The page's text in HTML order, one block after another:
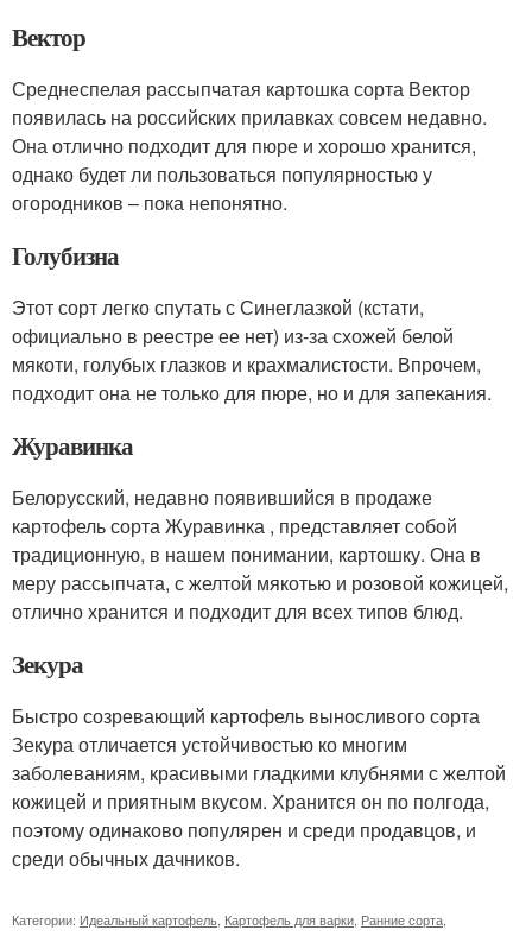
Вектор
Среднеспелая рассыпчатая картошка сорта Вектор
появилась на российских прилавках совсем недавно.
Она отлично подходит для пюре и хорошо хранится,
однако будет ли пользоваться популярностью у
огородников – пока непонятно.
Голубизна
Этот сорт легко спутать с Синеглазкой (кстати,
официально в реестре ее нет) из-за схожей белой
мякоти, голубых глазков и крахмалистости. Впрочем,
подходит она не только для пюре, но и для запекания.
Журавинка
Белорусский, недавно появившийся в продаже
картофель сорта Журавинка , представляет собой
традиционную, в нашем понимании, картошку. Она в
меру рассыпчата, с желтой мякотью и розовой кожицей,
отлично хранится и подходит для всех типов блюд.
Зекура
Быстро созревающий картофель выносливого сорта
Зекура отличается устойчивостью ко многим
заболеваниям, красивыми гладкими клубнями с желтой
кожицей и приятным вкусом. Хранится он по полгода,
поэтому одинаково популярен и среди продавцов, и
среди обычных дачников.
Категории: Идеальный картофель, Картофель для варки, Ранние сорта,